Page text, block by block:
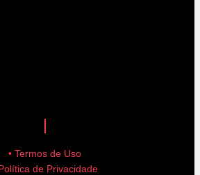
• Termos de Uso
de Privacidade